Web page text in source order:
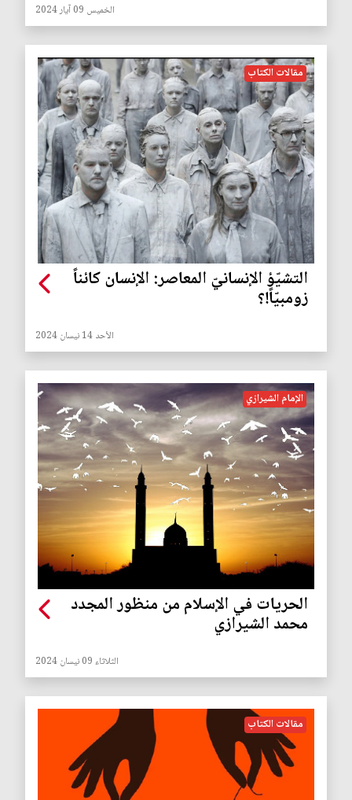
الخميس 09 آيار 2024
مقالات الكتاب
التشيّؤ الإنسانيّ المعاصر: الإنسان كائناً
زومبيّاً!؟
الأحد 14 نيسان 2024
الإمام الشيرازي
الحريات في الإسلام من منظور المجدد
محمد الشيرازي
الثلاثاء 09 نيسان 2024
مقالات الكتاب